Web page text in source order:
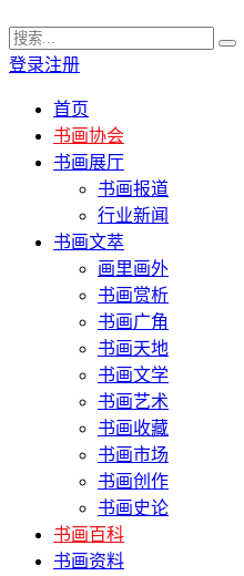
登录注册
首页
书画协会
书画展厅
书画报道
行业新闻
书画文萃
画里画外
书画赏析
书画广角
书画天地
书画文学
书画艺术
书画收藏
书画市场
书画创作
书画史论
书画百科
书画资料